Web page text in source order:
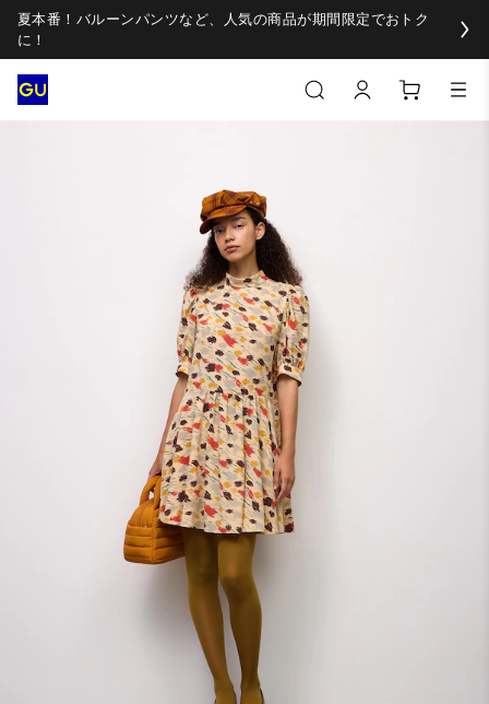
夏本番！バルーンパンツなど、人気の商品が期間限定でおトク
に！